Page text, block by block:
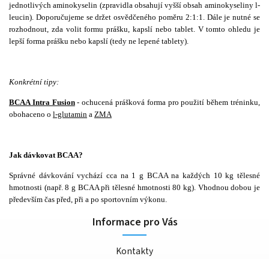
jednotlivých aminokyselin (zpravidla obsahují vyšší obsah aminokyseliny l-
leucin). Doporučujeme se držet osvědčeného poměru 2:1:1. Dále je nutné se
rozhodnout, zda volit formu prášku, kapslí nebo tablet. V tomto ohledu je
lepší forma prášku nebo kapslí (tedy ne lepené tablety).
Konkrétní tipy:
BCAA Intra Fusion- ochucená prášková forma pro použití během tréninku,
obohaceno o l-glutamin a ZMA
Jak dávkovat BCAA?
Správné dávkování vychází cca na 1 g BCAA na každých 10 kg tělesné
hmotnosti (např. 8 g BCAA při tělesné hmotnosti 80 kg). Vhodnou dobou je
především čas před, při a po sportovním výkonu.
Informace pro Vás
Kontakty